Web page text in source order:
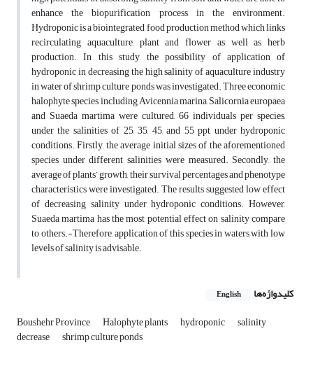
enhance the biopurification process in the environment.
Hydroponic is a biointegrated food production method which links
recirculating aquaculture, plant and flower as well as herb
production. In this study, the possibility of application of
hydroponic in decreasing the high salinity of aquaculture industry
in water of shrimp culture ponds was investigated. Three economic
halophyte species, including Avicennia marina, Salicornia europaea
and Suaeda martima were cultured, 66 individuals per species,
under the salinities of 25, 35, 45, and 55 ppt under hydroponic
conditions. Firstly, the average initial sizes of the aforementioned
species under different salinities were measured. Secondly, the
average of plants’ growth, their survival percentages and phenotype
characteristics were investigated. The results suggested low effect
of decreasing salinity under hydroponic conditions. However,
Suaeda martima has the most potential effect on salinity compare
to others.¬ Therefore, application of this species in waters with low
levels of salinity is advisable.
کلیدواژه‌ها English
Boushehr Province Halophyte plants hydroponic salinity
decrease shrimp culture ponds